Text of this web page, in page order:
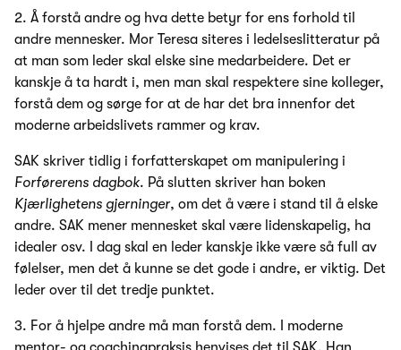
2. Å forstå andre og hva dette betyr for ens forhold til
andre mennesker. Mor Teresa siteres i ledelseslitteratur på
at man som leder skal elske sine medarbeidere. Det er
kanskje å ta hardt i, men man skal respektere sine kolleger,
forstå dem og sørge for at de har det bra innenfor det
moderne arbeidslivets rammer og krav.
SAK skriver tidlig i forfatterskapet om manipulering i
Forførerens dagbok. På slutten skriver han boken
Kjærlighetens gjerninger, om det å være i stand til å elske
andre. SAK mener mennesket skal være lidenskapelig, ha
idealer osv. I dag skal en leder kanskje ikke være så full av
følelser, men det å kunne se det gode i andre, er viktig. Det
leder over til det tredje punktet.
3. For å hjelpe andre må man forstå dem. I moderne